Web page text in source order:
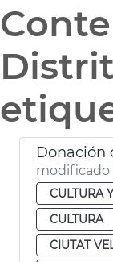
Donación
modificado
CULTURA
CULTURA
CIUTAT